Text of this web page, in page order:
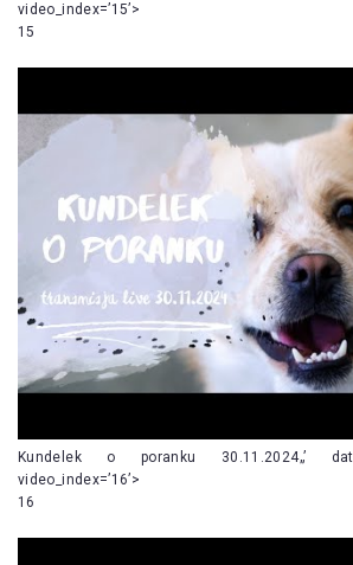
video_index=’15’>
15
Kundelek o poranku 30.11.2024„’
video_index=’16’>
16